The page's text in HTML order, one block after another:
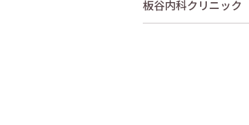
板谷内科クリニック